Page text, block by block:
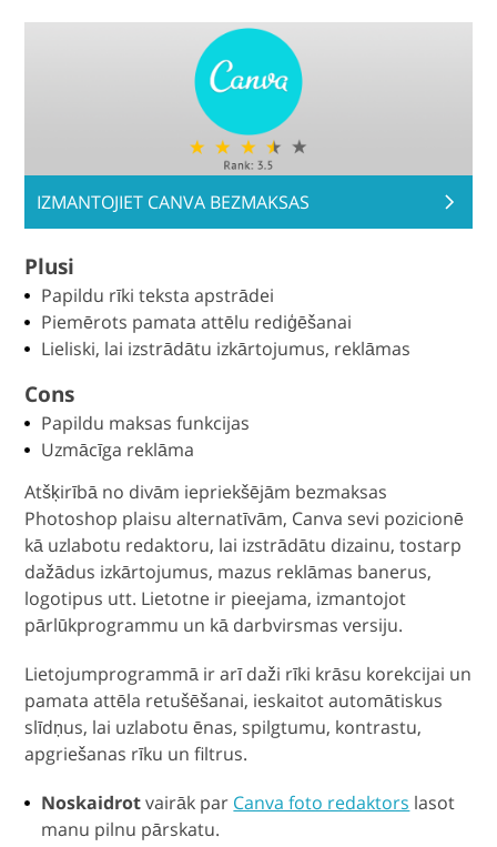
IZMANTOJIET CANVA BEZMAKSAS
Plusi
Papildu rīki teksta apstrādei
Piemērots pamata attēlu rediģēšanai
Lieliski, lai izstrādātu izkārtojumus, reklāmas
Cons
Papildu maksas funkcijas
Uzmācīga reklāma
Atšķirībā no divām iepriekšējām bezmaksas
Photoshop plaisu alternatīvām, Canva sevi pozicionē
kā uzlabotu redaktoru, lai izstrādātu dizainu, tostarp
dažādus izkārtojumus, mazus reklāmas banerus,
logotipus utt. Lietotne ir pieejama, izmantojot
pārlūkprogrammu un kā darbvirsmas versiju.
Lietojumprogrammā ir arī daži rīki krāsu korekcijai un
pamata attēla retušēšanai, ieskaitot automātiskus
slīdņus, lai uzlabotu ēnas, spilgtumu, kontrastu,
apgriešanas rīku un filtrus.
Noskaidrotvairāk par Canva foto redaktors lasot
manu pilnu pārskatu.